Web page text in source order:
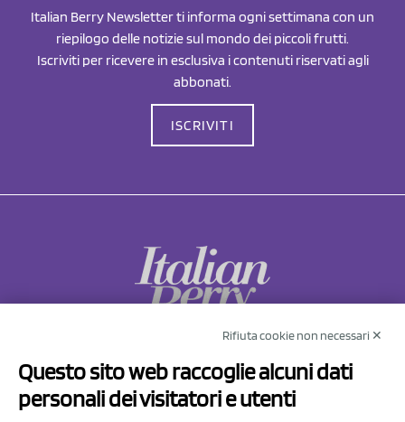
Italian Berry Newsletter ti informa ogni settimana con un
riepilogo delle notizie sul mondo dei piccoli frutti.
Iscriviti per ricevere in esclusiva i contenuti riservati agli
abbonati.
ISCRIVITI
Via Prov.le Sassuolo Vignola 315/1
41057 Spilamberto (MO)
Rifiuta cookie non necessari ✕
Questo sito web raccoglie alcuni dati
personali dei visitatori e utenti